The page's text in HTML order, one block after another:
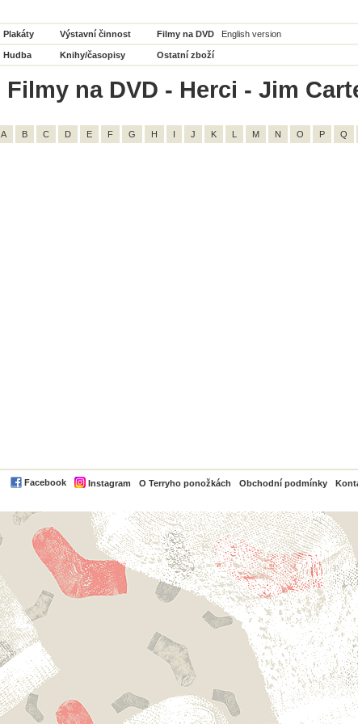
Plakáty Výstavní činnost Filmy na DVD English version
Hudba Knihy/časopisy Ostatní zboží
Filmy na DVD - Herci - Jim
A B C D E F G H I J K L M N O P Q
Facebook Instagram O Terryho ponožkách Obchodní podmínky
PayPal